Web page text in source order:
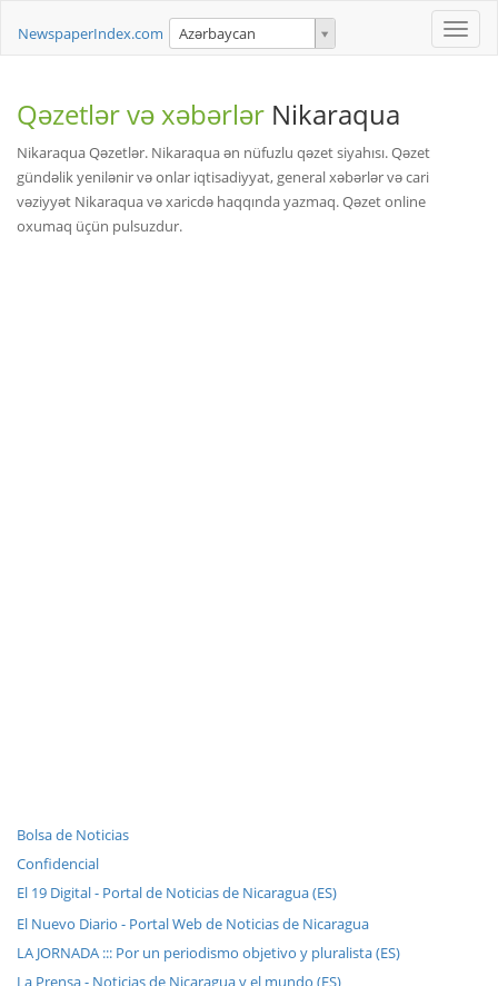
Toggle
NewspaperIndex.com Azərbaycan
Qəzetlər və xəbərlər Nikaraqua
Nikaraqua Qəzetlər. Nikaraqua ən nüfuzlu qəzet siyahısı. Qəzet
gündəlik yenilənir və onlar iqtisadiyyat, general xəbərlər və cari
vəziyyət Nikaraqua və xaricdə haqqında yazmaq. Qəzet online
oxumaq üçün pulsuzdur.
Bolsa de Noticias
Confidencial
El 19 Digital - Portal de Noticias de Nicaragua (ES)
El Nuevo Diario - Portal Web de Noticias de Nicaragua
LA JORNADA ::: Por un periodismo objetivo y pluralista (ES)
La Prensa - Noticias de Nicaragua y el mundo (ES)